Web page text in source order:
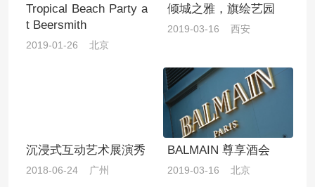
Tropical Beach Party a
t Beersmith
2019-01-26 北京
倾城之雅，旗绘艺园
2019-03-16 西安
沉浸式互动艺术展演秀
2018-06-24 广州
BALMAIN 尊享酒会
2019-03-16 北京